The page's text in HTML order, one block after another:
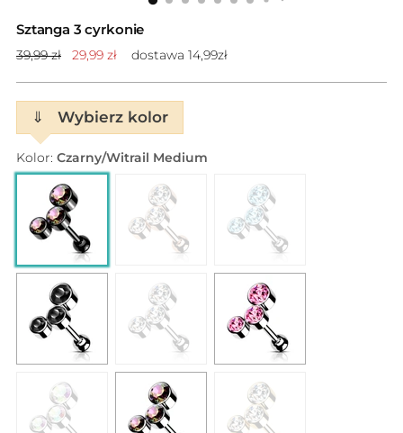
Sztanga 3 cyrkonie
Cena
39,99 zł 29,99 zł dostawa 14,99zł
⇓ Wybierz kolor
Kolor: Czarny/Witrail Medium